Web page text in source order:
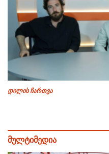
დილის ჩართვა
მულტიმედია